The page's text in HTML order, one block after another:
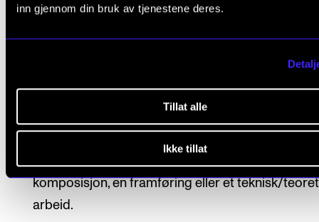
inn gjennom din bruk av tjenestene deres.
Tillat alle
Ikke tillat
som videodokumentasjon.
komposisjon, en framføring eller et teknisk/
arbeid.